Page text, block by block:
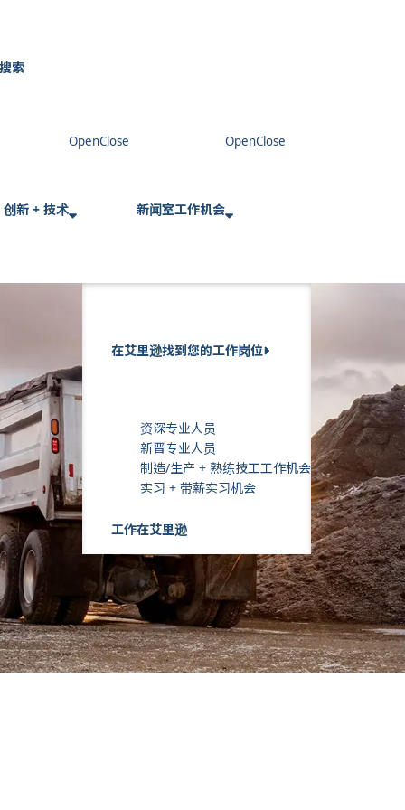
搜索
C
创新 + 技术 新闻室工作机会
在艾里逊找到您的工作岗位
资深专业人员
新晋专业人员
制造/生产 + 熟练技工工作机会
实习 + 带薪实习机会
工作在艾里逊